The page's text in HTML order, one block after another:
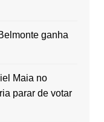
ganha
Maia no
parar de votar